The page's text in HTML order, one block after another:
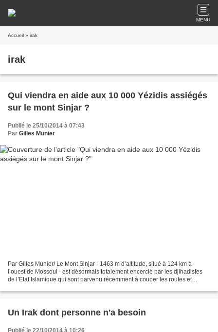
MENU
Accueil » irak
irak
Qui viendra en aide aux 10 000 Yézidis assiégés
sur le mont Sinjar ?
Publié le 25/10/2014 à 07:43
Par Gilles Munier
Par Gilles Munier/ Le Mont Sinjar - 1463 m d’altitude, situé à 124 km à
l’ouest de Mossoul - est désormais totalement encerclé par les djihadistes
de l’Etat Islamique qui sont parvenu récemment à couper les routes et
Un Irak dont personne n'a besoin
Publié le 22/10/2014 à 10:26